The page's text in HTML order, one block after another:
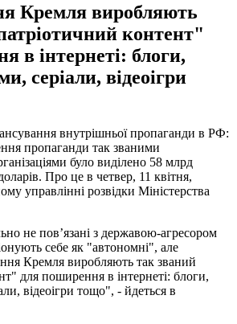
Кремля виробляють
контент"
в інтернеті: блоги,
серіали, відеоігри
внутрішньої пропаганди в РФ:
пропаганди так званими
було виділено 58 млрд
Про це в четвер, 11 квітня,
управлінні розвідки Міністерства
не пов’язані з державою-агресором
себе як "автономні", але
Кремля виробляють так званий
для поширення в інтернеті: блоги,
відеоігри тощо", - йдеться в